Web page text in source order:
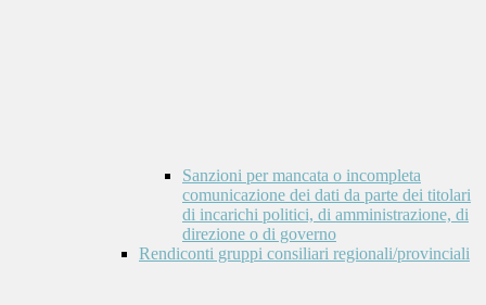
Sanzioni per mancata o incompleta
comunicazione dei dati da parte dei titolari
di incarichi politici, di amministrazione, di
direzione o di governo
Rendiconti gruppi consiliari regionali/provinciali